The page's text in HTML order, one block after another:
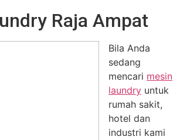
Raja Ampat
Bila Anda
sedang
mencari mesin
laundry untuk
rumah sakit,
hotel dan
industri kami